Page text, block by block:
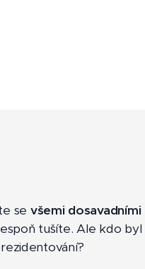
se všemi
tušíte. Ale kdo